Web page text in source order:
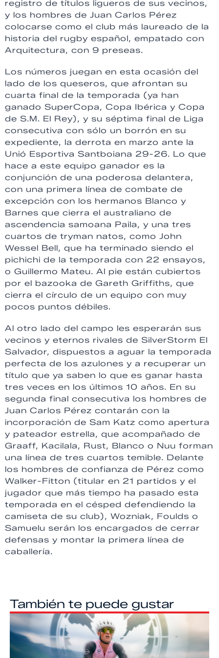
registro de títulos ligueros de sus vecinos,
y los hombres de Juan Carlos Pérez
colocarse como el club más laureado de la
historia del rugby español, empatado con
Arquitectura, con 9 preseas.
Los números juegan en esta ocasión del
lado de los queseros, que afrontan su
cuarta final de la temporada (ya han
ganado SuperCopa, Copa Ibérica y Copa
de S.M. El Rey), y su séptima final de Liga
consecutiva con sólo un borrón en su
expediente, la derrota en marzo ante la
Unió Esportiva Santboiana 29-26. Lo que
hace a este equipo ganador es la
conjunción de una poderosa delantera,
con una primera línea de combate de
excepción con los hermanos Blanco y
Barnes que cierra el australiano de
ascendencia samoana Paila, y una tres
cuartos de tryman natos, como John
Wessel Bell, que ha terminado siendo el
pichichi de la temporada con 22 ensayos,
o Guillermo Mateu. Al pie están cubiertos
por el bazooka de Gareth Griffiths, que
cierra el círculo de un equipo con muy
pocos puntos débiles.
Al otro lado del campo les esperarán sus
vecinos y eternos rivales de SilverStorm El
Salvador, dispuestos a aguar la temporada
perfecta de los azulones y a recuperar un
título que ya saben lo que es ganar hasta
tres veces en los últimos 10 años. En su
segunda final consecutiva los hombres de
Juan Carlos Pérez contarán con la
incorporación de Sam Katz como apertura
y pateador estrella, que acompañado de
Graaff, Kacilala, Rust, Blanco o Nuu forman
una línea de tres cuartos temible. Delante
los hombres de confianza de Pérez como
Walker-Fitton (titular en 21 partidos y el
jugador que más tiempo ha pasado esta
temporada en el césped defendiendo la
camiseta de su club), Wozniak, Foulds o
Samuelu serán los encargados de cerrar
defensas y montar la primera línea de
caballería.
También te puede gustar